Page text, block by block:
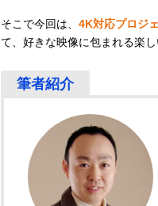
そこで今回は、 4K対応プロジ
て、好きな映像に包まれる楽